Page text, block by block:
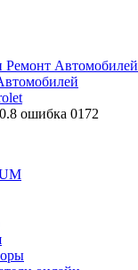
Ремонт Автомобилей
ошибка 0172